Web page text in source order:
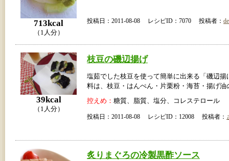
713kcal
（1人分）
投稿日：2011-08-08 レシピID：7070 投稿者：
39kcal
（1人分）
枝豆の磯辺揚げ
塩茹でした枝豆を使って簡単に出来る「磯辺揚
料は、枝豆・はんぺん・片栗粉・海苔・揚げ油
控えめ： 糖質、脂質、塩分、コレステロール
投稿日：2011-08-08 レシピID：12008 投稿者：
炙りまぐろの冷製黒酢ソース